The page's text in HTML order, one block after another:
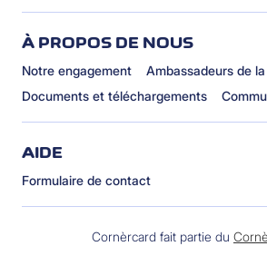
À PROPOS DE NOUS
Notre engagement
Ambassadeurs de
Documents et téléchargements
AIDE
Formulaire de contact
Cornèrcard fait partie du